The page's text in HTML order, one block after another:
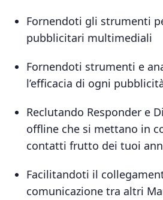
Fornendoti gli strumenti
pubblicitari multimediali
Fornendoti strumenti e
l’efficacia di ogni
Reclutando Responder e
offline che si mettano in
contatti frutto dei tuoi
Facilitandoti il
comunicazione tra altri